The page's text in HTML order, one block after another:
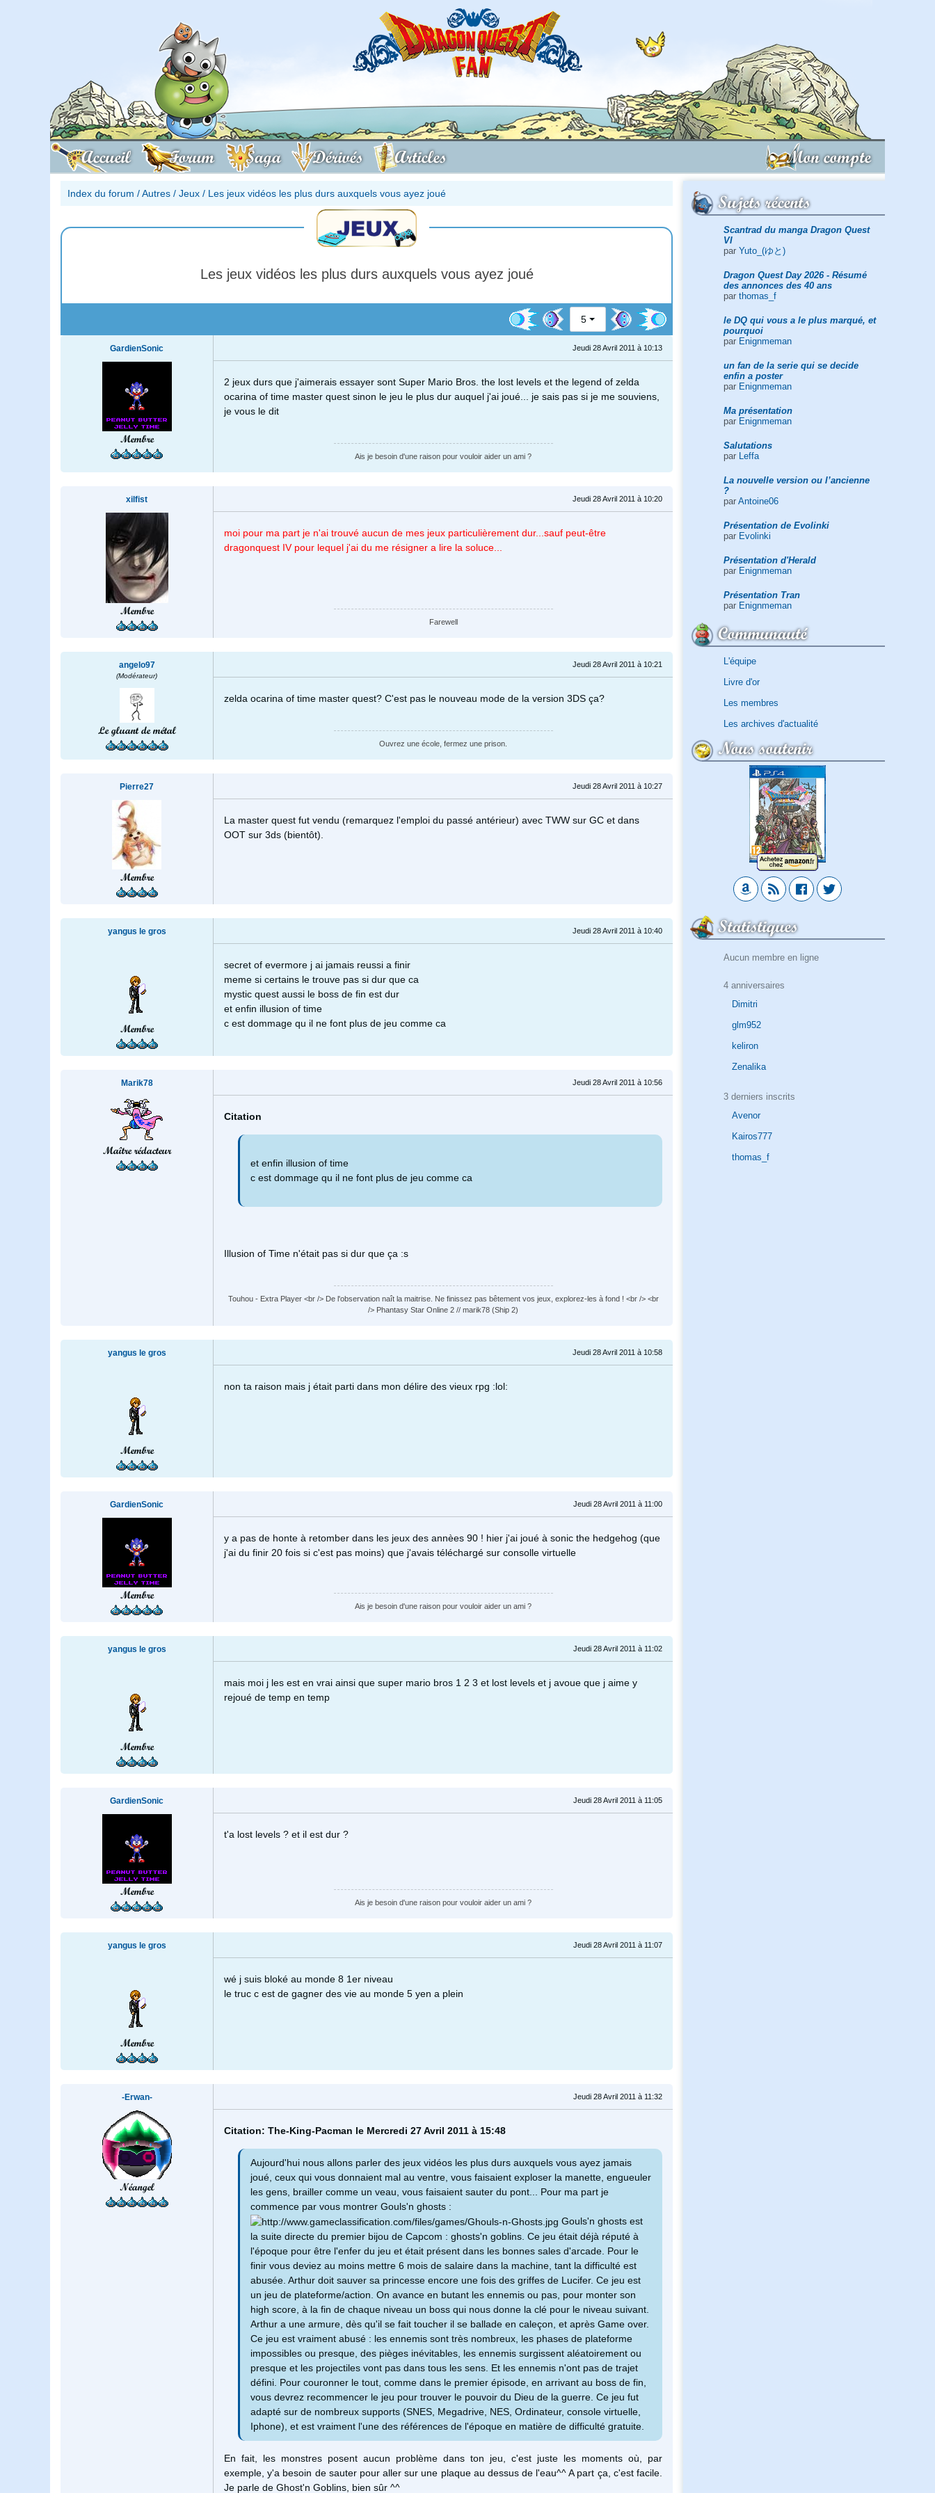
Accueil Forum Saga Dérivés Articles Mon compte
Sujets récents
Scantrad du manga Dragon Quest
VI
par Yuto_(ゆと)
Dragon Quest Day 2026 - Résumé
des annonces des 40 ans
par thomas_f
le DQ qui vous a le plus marqué, et
pourquoi
par Enignmeman
un fan de la serie qui se decide
enfin a poster
par Enignmeman
Ma présentation
par Enignmeman
Salutations
par
Leffa
La nouvelle version ou l’ancienne
?
par Antoine06
Présentation de Evolinki
par Evolinki
Présentation d'Herald
par Enignmeman
Présentation Tran
par Enignmeman
Communauté
L'équipe
Livre d'or
Les membres
Les archives d'actualité
Nous soutenir
Statistiques
Aucun membre en ligne
4 anniversaires
Dimitri
glm952
keliron
Zenalika
3 derniers inscrits
Avenor
Kairos777
thomas_f
Index du forum /Autres / Jeux / Les jeux vidéos les plus durs auxquels vous ayez joué
Les jeux vidéos les plus durs auxquels vous ayez joué
5
GardienSonic
Membre
Jeudi 28 Avril 2011 à 10:13
2 jeux durs que j'aimerais essayer sont Super Mario Bros. the lost levels et the legend of zelda
ocarina of time master quest sinon le jeu le plus dur auquel j'ai joué... je sais pas si je me souviens,
je vous le dit
Ais je besoin d'une raison pour vouloir aider un ami ?
xilfist
Membre
Jeudi 28 Avril 2011 à 10:20
moi pour ma part je n'ai trouvé aucun de mes jeux particulièrement dur...sauf peut-être
dragonquest IV pour lequel j'ai du me résigner a lire la soluce...
Farewell
angelo97
(Modérateur)
Le gluant de métal
Jeudi 28 Avril 2011 à 10:21
zelda ocarina of time master quest? C'est pas le nouveau mode de la version 3DS ça?
Ouvrez une école, fermez une prison.
Pierre27
Membre
Jeudi 28 Avril 2011 à 10:27
La master quest fut vendu (remarquez l'emploi du passé antérieur) avec TWW sur GC et dans
OOT sur 3ds (bientôt).
yangus le gros
Membre
Jeudi 28 Avril 2011 à 10:40
secret of evermore j ai jamais reussi a finir
meme si certains le trouve pas si dur que ca
mystic quest aussi le boss de fin est dur
et enfin illusion of time
c est dommage qu il ne font plus de jeu comme ca
Marik78
Maître rédacteur
Jeudi 28 Avril 2011 à 10:56
Citation
et enfin illusion of time
c est dommage qu il ne font plus de jeu comme ca
Illusion of Time n'était pas si dur que ça :s
Touhou - Extra Player <br /> De l'observation naît la maitrise. Ne finissez pas bêtement vos jeux, explorez-les à fond ! <br /> <br
/> Phantasy Star Online 2 // marik78 (Ship 2)
yangus le gros
Membre
Jeudi 28 Avril 2011 à 10:58
non ta raison mais j était parti dans mon délire des vieux rpg :lol:
GardienSonic
Membre
Jeudi 28 Avril 2011 à 11:00
y a pas de honte à retomber dans les jeux des annèes 90 ! hier j'ai joué à sonic the hedgehog (que
j'ai du finir 20 fois si c'est pas moins) que j'avais téléchargé sur consolle virtuelle
Ais je besoin d'une raison pour vouloir aider un ami ?
yangus le gros
Membre
Jeudi 28 Avril 2011 à 11:02
mais moi j les est en vrai ainsi que super mario bros 1 2 3 et lost levels et j avoue que j aime y
rejoué de temp en temp
GardienSonic
Membre
Jeudi 28 Avril 2011 à 11:05
t'a lost levels ? et il est dur ?
Ais je besoin d'une raison pour vouloir aider un ami ?
yangus le gros
Membre
Jeudi 28 Avril 2011 à 11:07
wé j suis bloké au monde 8 1er niveau
le truc c est de gagner des vie au monde 5 yen a plein
-Erwan-
Néangel
Jeudi 28 Avril 2011 à 11:32
Citation: The-King-Pacman le Mercredi 27 Avril 2011 à 15:48
Aujourd'hui nous allons parler des jeux vidéos les plus durs auxquels vous ayez jamais
joué, ceux qui vous donnaient mal au ventre, vous faisaient exploser la manette, engueuler
les gens, brailler comme un veau, vous faisaient sauter du pont... Pour ma part je
commence par vous montrer Gouls'n ghosts :
Gouls'n ghosts est
la suite directe du premier bijou de Capcom : ghosts'n goblins. Ce jeu était déjà réputé à
l'époque pour être l'enfer du jeu et était présent dans les bonnes sales d'arcade. Pour le
finir vous deviez au moins mettre 6 mois de salaire dans la machine, tant la difficulté est
abusée. Arthur doit sauver sa princesse encore une fois des griffes de Lucifer. Ce jeu est
un jeu de plateforme/action. On avance en butant les ennemis ou pas, pour monter son
high score, à la fin de chaque niveau un boss qui nous donne la clé pour le niveau suivant.
Arthur a une armure, dès qu'il se fait toucher il se ballade en caleçon, et après Game over.
Ce jeu est vraiment abusé : les ennemis sont très nombreux, les phases de plateforme
impossibles ou presque, des pièges inévitables, les ennemis surgissent aléatoirement ou
presque et les projectiles vont pas dans tous les sens. Et les ennemis n'ont pas de trajet
défini. Pour couronner le tout, comme dans le premier épisode, en arrivant au boss de fin,
vous devrez recommencer le jeu pour trouver le pouvoir du Dieu de la guerre. Ce jeu fut
adapté sur de nombreux supports (SNES, Megadrive, NES, Ordinateur, console virtuelle,
Iphone), et est vraiment l'une des références de l'époque en matière de difficulté gratuite.
En fait, les monstres posent aucun problème dans ton jeu, c'est juste les moments où, par
exemple, y'a besoin de sauter pour aller sur une plaque au dessus de l'eau^^ A part ça, c'est facile.
Je parle de Ghost'n Goblins, bien sûr ^^